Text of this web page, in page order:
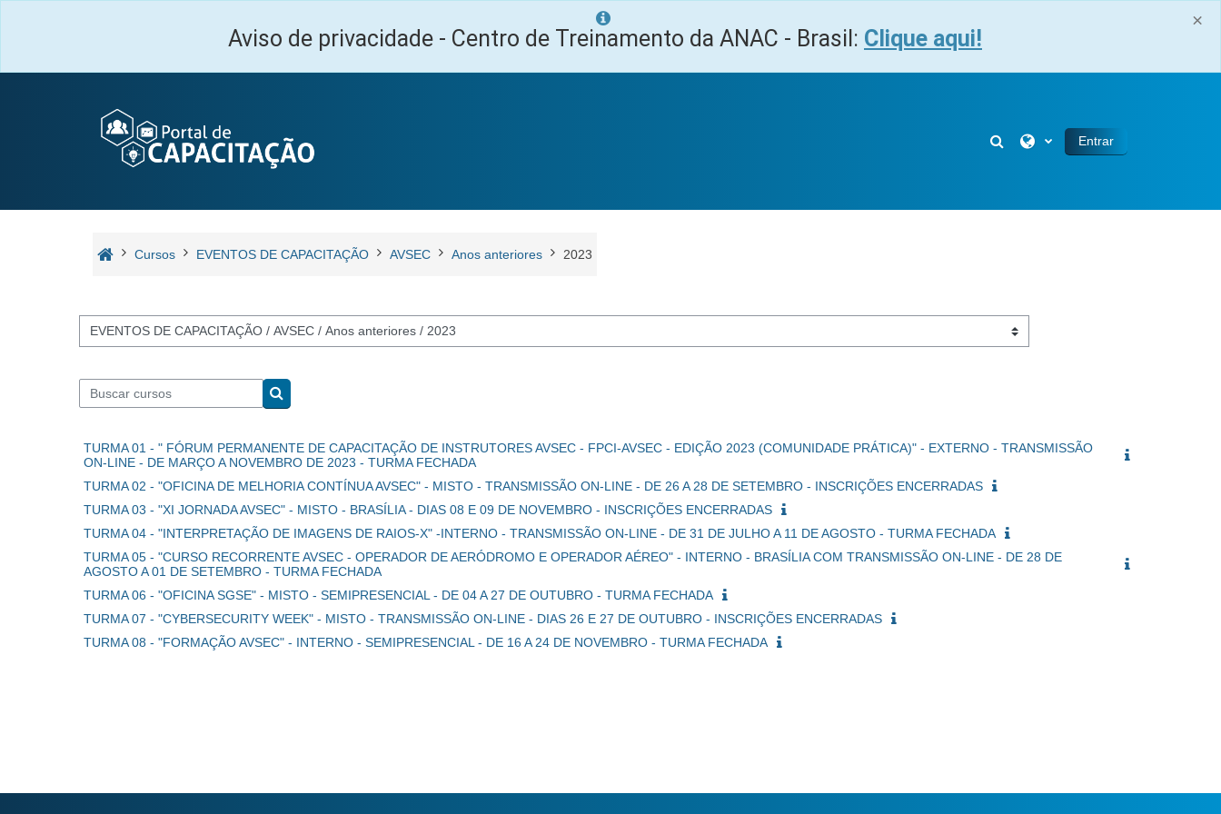
×
Aviso de privacidade - Centro de Treinamento da ANAC - Brasil: Clique aqui!
Alternar entrada de pesquisa
Entrar
Cursos EVENTOS DE CAPACITAÇÃO AVSEC Anos anteriores 2023
Categorias de Cursos
Buscar cursos
Buscar cursos
TURMA 01 - " FÓRUM PERMANENTE DE CAPACITAÇÃO DE INSTRUTORES AVSEC - FPCI-AVSEC - EDIÇÃO 2023 (COMUNIDADE PRÁTICA)" - EXTERNO - TRANSMISSÃO
ON-LINE - DE MARÇO A NOVEMBRO DE 2023 - TURMA FECHADA
TURMA 02 - "OFICINA DE MELHORIA CONTÍNUA AVSEC" - MISTO - TRANSMISSÃO ON-LINE - DE 26 A 28 DE SETEMBRO - INSCRIÇÕES ENCERRADAS
TURMA 03 - "XI JORNADA AVSEC" - MISTO - BRASÍLIA - DIAS 08 E 09 DE NOVEMBRO - INSCRIÇÕES ENCERRADAS
TURMA 04 - "INTERPRETAÇÃO DE IMAGENS DE RAIOS-X" -INTERNO - TRANSMISSÃO ON-LINE - DE 31 DE JULHO A 11 DE AGOSTO - TURMA FECHADA
TURMA 05 - "CURSO RECORRENTE AVSEC - OPERADOR DE AERÓDROMO E OPERADOR AÉREO" - INTERNO - BRASÍLIA COM TRANSMISSÃO ON-LINE - DE 28 DE
AGOSTO A 01 DE SETEMBRO - TURMA FECHADA
TURMA 06 - "OFICINA SGSE" - MISTO - SEMIPRESENCIAL - DE 04 A 27 DE OUTUBRO - TURMA FECHADA
TURMA 07 - "CYBERSECURITY WEEK" - MISTO - TRANSMISSÃO ON-LINE - DIAS 26 E 27 DE OUTUBRO - INSCRIÇÕES ENCERRADAS
TURMA 08 - "FORMAÇÃO AVSEC" - INTERNO - SEMIPRESENCIAL - DE 16 A 24 DE NOVEMBRO - TURMA FECHADA